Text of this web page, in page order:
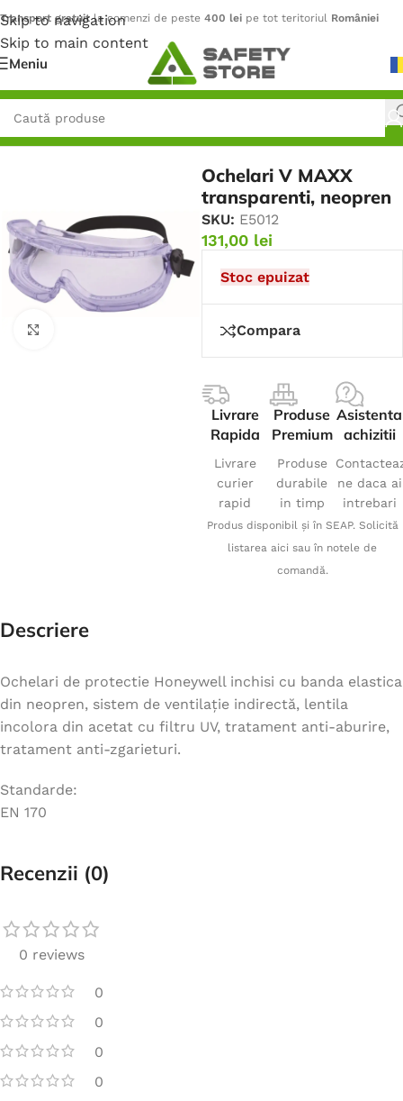
Skip to navigation
Skip to main content
Transport gratuitla comenzi de peste 400 lei pe tot teritoriul României
Meniu
Prima pagină/Protecție pentru ochi Ochelari de protecție
Ochelari V MAXX
transparenti, neopren
SKU: E5012
131,00 lei
Stoc epuizat
Compara
Livrare
Rapida
Livrare
curier
rapid
Produse
Premium
Produse
durabile
in timp
Asistenta
achizitii
ne daca ai
intrebari
Produs disponibil și în SEAP. Solicită
listarea aici sau în notele de
comandă.
Descriere
Ochelari de protectie Honeywell inchisi cu banda elastica
din neopren, sistem de ventilație indirectă, lentila
incolora din acetat cu filtru UV, tratament anti-aburire,
tratament anti-zgarieturi.
Standarde:
EN 170
Recenzii (0)
0 reviews
0
0
0
0